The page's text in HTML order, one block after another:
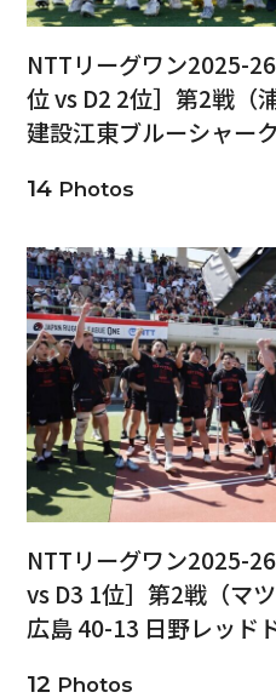
NTTリーグワン2025-
位 vs D2 2位］第2戦（
建設江東ブルーシャーク
14Photos
NTTリーグワン2025-
vs D3 1位］第2戦（マ
広島 40-13 日野レッド
12 Photos